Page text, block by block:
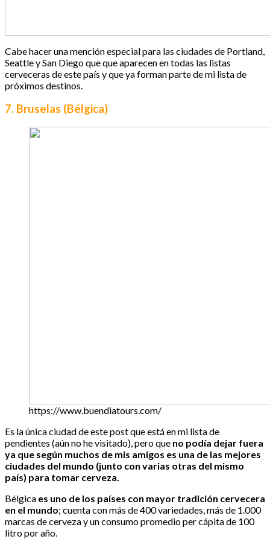
Cabe hacer una mención especial para las ciudades de Portland,
Seattle y San Diego que que aparecen en todas las listas
cerveceras de este país y que ya forman parte de mi lista de
próximos destinos.
7. Bruselas (Bélgica)
https://www.buendiatours.com/
Es la única ciudad de este post que está en mi lista de
pendientes (aún no he visitado), pero que no podía dejar fuera
ya que según muchos de mis amigos es una de las mejores
ciudades del mundo (junto con varias otras del mismo
país) para tomar cerveza.
Bélgica es uno de los países con mayor tradición cervecera
en el mundo; cuenta con más de 400 variedades, más de 1.000
marcas de cerveza y un consumo promedio per cápita de 100
litro por año.